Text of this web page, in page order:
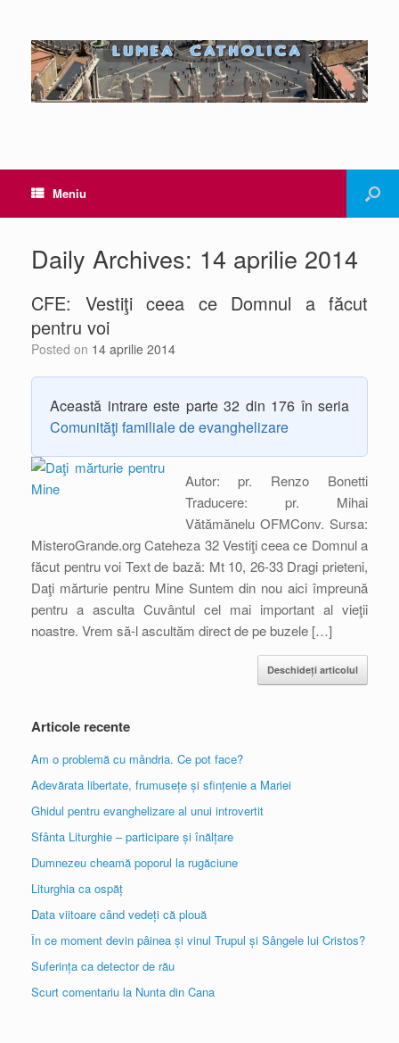
Meniu
Daily Archives: 14 aprilie 2014
CFE: Vestiţi ceea ce Domnul a făcut
pentru voi
Posted on 14 aprilie 2014
Această intrare este parte 32 din 176 în seria
Comunităţi familiale de evanghelizare
Autor: pr. Renzo Bonetti
Traducere: pr. Mihai
Vătămănelu OFMConv. Sursa:
MisteroGrande.org Cateheza 32 Vestiţi ceea ce Domnul a
făcut pentru voi Text de bază: Mt 10, 26-33 Dragi prieteni,
Daţi mărturie pentru Mine Suntem din nou aici împreună
pentru a asculta Cuvântul cel mai important al vieţii
noastre. Vrem să-l ascultăm direct de pe buzele […]
Deschideți articolul
Articole recente
Am o problemă cu mândria. Ce pot face?
Adevărata libertate, frumusețe și sfințenie a Mariei
Ghidul pentru evanghelizare al unui introvertit
Sfânta Liturghie – participare și înălțare
Dumnezeu cheamă poporul la rugăciune
Liturghia ca ospăț
Data viitoare când vedeți că plouă
În ce moment devin pâinea și vinul Trupul și Sângele lui Cristos?
Suferința ca detector de rău
Scurt comentariu la Nunta din Cana